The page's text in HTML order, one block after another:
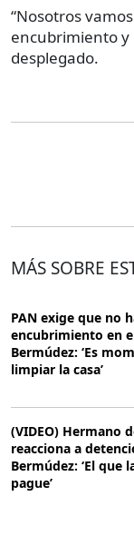
“Nosotros
encubrimiento y
desplegado.
MÁS SOBRE
PAN exige que no
encubrimiento en
Bermúdez: ‘Es
limpiar la casa’
(VIDEO) Hermano
reacciona a
Bermúdez: ‘El que
pague’